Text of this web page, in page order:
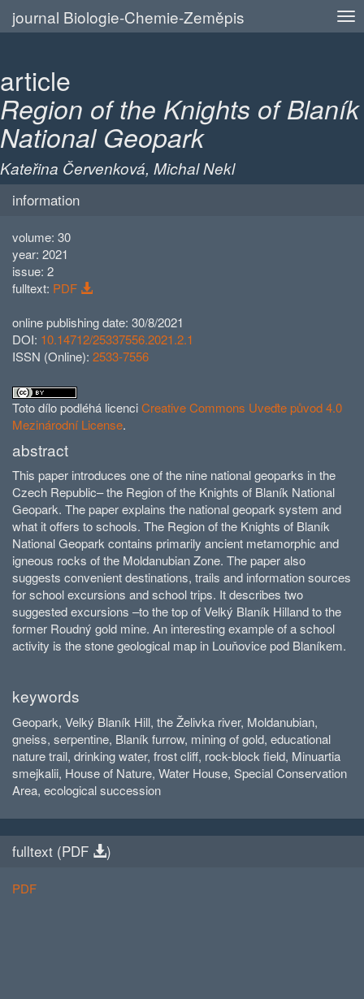
journal Biologie-Chemie-Zeměpis
article
Region of the Knights of Blaník
National Geopark
Kateřina Červenková, Michal Nekl
information
volume: 30
year: 2021
issue: 2
fulltext: PDF
online publishing date: 30/8/2021
DOI: 10.14712/25337556.2021.2.1
ISSN (Online): 2533-7556
Toto dílo podléhá licenciCreative Commons Uveďte původ 4.0
Mezinárodní License.
abstract
This paper introduces one of the nine national geoparks in the
Czech Republic– the Region of the Knights of Blaník National
Geopark. The paper explains the national geopark system and
what it offers to schools. The Region of the Knights of Blaník
National Geopark contains primarily ancient metamorphic and
igneous rocks of the Moldanubian Zone. The paper also
suggests convenient destinations, trails and information sources
for school excursions and school trips. It describes two
suggested excursions –to the top of Velký Blaník Hilland to the
former Roudný gold mine. An interesting example of a school
activity is the stone geological map in Louňovice pod Blaníkem.
keywords
Geopark, Velký Blaník Hill, the Želivka river, Moldanubian,
gneiss, serpentine, Blaník furrow, mining of gold, educational
nature trail, drinking water, frost cliff, rock-block field, Minuartia
smejkalii, House of Nature, Water House, Special Conservation
Area, ecological succession
fulltext (PDF )
PDF